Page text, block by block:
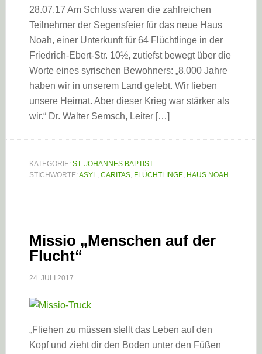
28.07.17 Am Schluss waren die zahlreichen
Teilnehmer der Segensfeier für das neue Haus
Noah, einer Unterkunft für 64 Flüchtlinge in der
Friedrich-Ebert-Str. 10½, zutiefst bewegt über die
Worte eines syrischen Bewohners: „8.000 Jahre
haben wir in unserem Land gelebt. Wir lieben
unsere Heimat. Aber dieser Krieg war stärker als
wir.“ Dr. Walter Semsch, Leiter […]
KATEGORIE: ST. JOHANNES BAPTIST
STICHWORTE:ASYL, CARITAS, FLÜCHTLINGE, HAUS NOAH
Missio „Menschen auf der
Flucht“
24. JULI 2017
„Fliehen zu müssen stellt das Leben auf den
Kopf und zieht dir den Boden unter den Füßen